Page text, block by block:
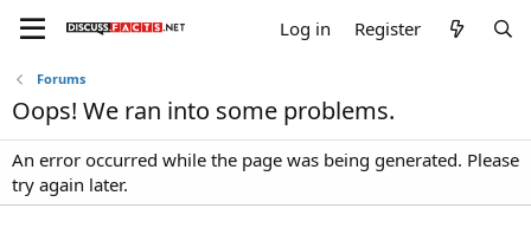
Log in Register
Forums
Oops! We ran into some problems.
An error occurred while the page was being generated. Please
try again later.